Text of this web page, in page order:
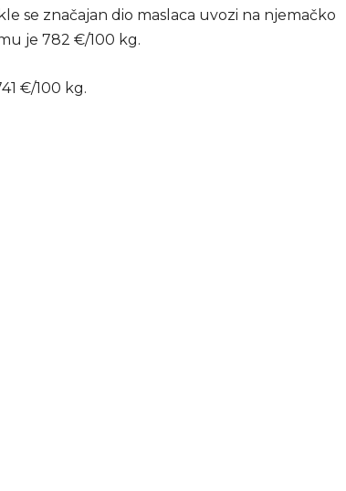
se značajan dio maslaca uvozi na njemačko
je 782 €/100 kg.
€/100 kg.